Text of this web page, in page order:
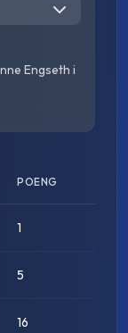
Engseth i
POENG
1
5
16